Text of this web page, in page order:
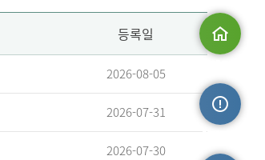
맵
등록일
2026-08-05
2026-07-31
2026-07-30
손상정보